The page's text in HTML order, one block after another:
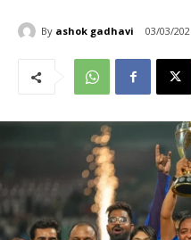
By ashok gadhavi 03/03/